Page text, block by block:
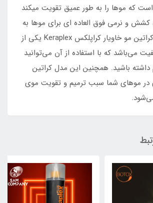
که موها را به طور عمیق تقویت میکند
کشش و نرمی فوق العاده ای برای موها به
ارمغان می اورد. کراتین مو خاویار کراپلکس Keraplex یکی از
می‌باشد که با استفاده از آن می‌توانید
باشید. همچنین این مدل کراتین
در موهای شما سبب ترمیم و تقویت موی